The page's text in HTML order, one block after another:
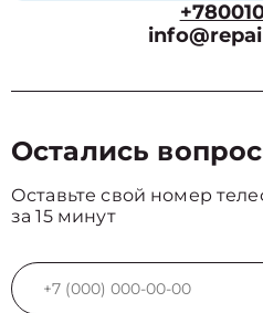
Остались
Оставьте свой номер
за 15 минут